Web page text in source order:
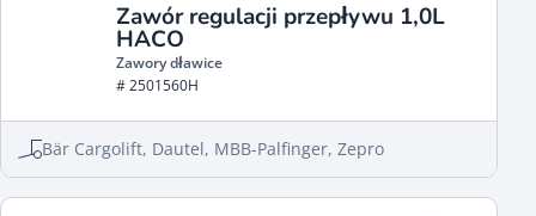
Zawór regulacji przepływu 1,0L
HACO
Zawory dławice
# 2501560H
Bär Cargolift, Dautel, MBB-Palfinger, Zepro